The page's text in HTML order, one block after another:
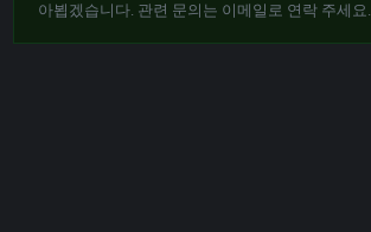
아뵙겠습니다. 관련 문의는 이메일로 연락 주세요.